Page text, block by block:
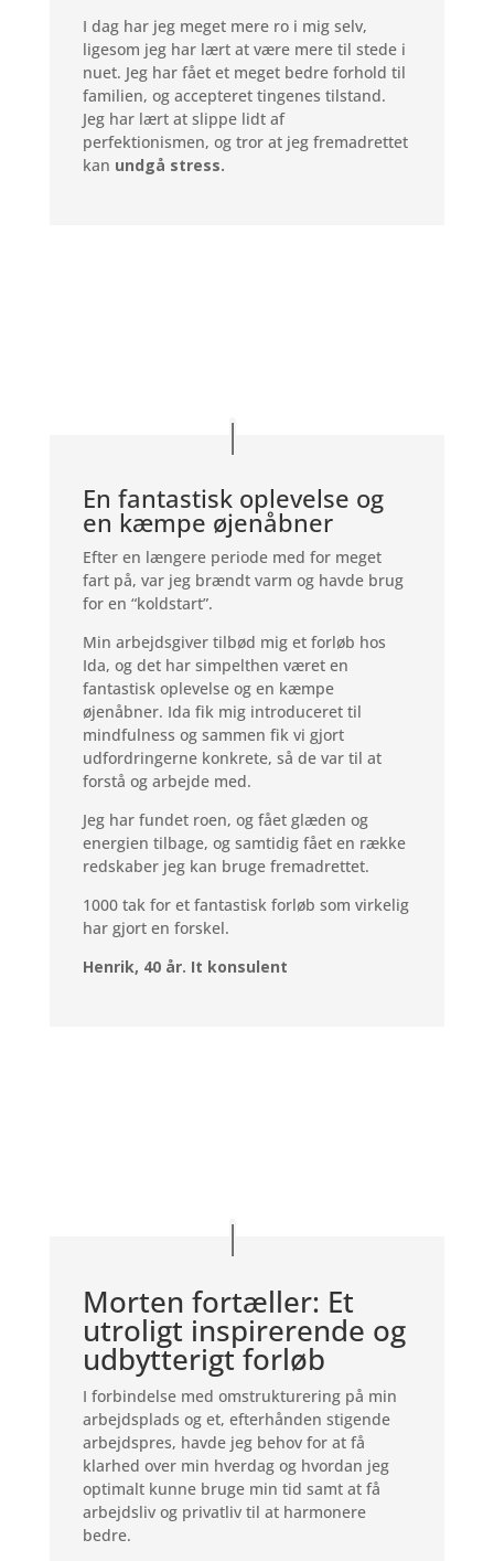
I dag har jeg meget mere ro i mig selv,
ligesom jeg har lært at være mere til stede i
nuet. Jeg har fået et meget bedre forhold til
familien, og accepteret tingenes tilstand.
Jeg har lært at slippe lidt af
perfektionismen, og tror at jeg fremadrettet
kan undgå stress.
En fantastisk oplevelse og
en kæmpe øjenåbner
Efter en længere periode med for meget
fart på, var jeg brændt varm og havde brug
for en “koldstart”.
Min arbejdsgiver tilbød mig et forløb hos
Ida, og det har simpelthen været en
fantastisk oplevelse og en kæmpe
øjenåbner. Ida fik mig introduceret til
mindfulness og sammen fik vi gjort
udfordringerne konkrete, så de var til at
forstå og arbejde med.
Jeg har fundet roen, og fået glæden og
energien tilbage, og samtidig fået en række
redskaber jeg kan bruge fremadrettet.
1000 tak for et fantastisk forløb som virkelig
har gjort en forskel.
Henrik, 40 år. It konsulent
Morten fortæller: Et
utroligt inspirerende og
udbytterigt forløb
I forbindelse med omstrukturering på min
arbejdsplads og et, efterhånden stigende
arbejdspres, havde jeg behov for at få
klarhed over min hverdag og hvordan jeg
optimalt kunne bruge min tid samt at få
arbejdsliv og privatliv til at harmonere
bedre.